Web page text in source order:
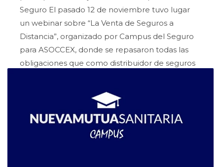
Seguro El pasado 12 de noviembre tuvo lugar
un webinar sobre “La Venta de Seguros a
Distancia”, organizado por Campus del Seguro
para ASOCCEX, donde se repasaron todas las
obligaciones que como distribuidor de seguros
PUBLISHED IN NOTICIAS ,SIN CATEGORÍA
#FORMACION